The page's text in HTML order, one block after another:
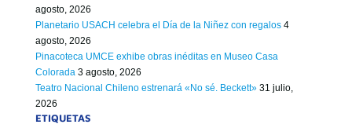
agosto, 2026
Planetario USACH celebra el Día de la Niñez con regalos 4
agosto, 2026
Pinacoteca UMCE exhibe obras inéditas en Museo Casa
Colorada 3 agosto, 2026
Teatro Nacional Chileno estrenará «No sé. Beckett» 31 julio,
2026
ETIQUETAS